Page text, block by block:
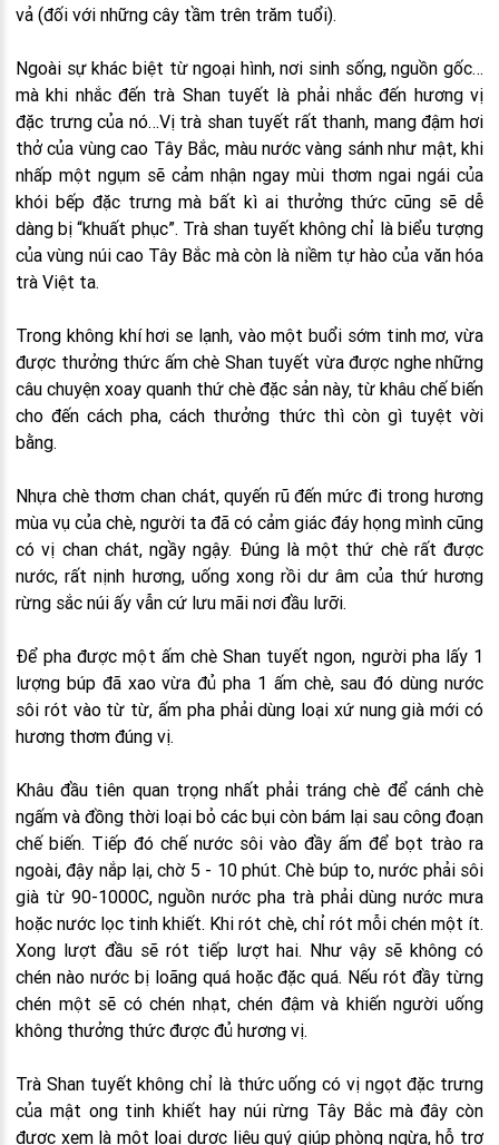
vả (đối với những cây tầm trên trăm tuổi).
Ngoài sự khác biệt từ ngoại hình, nơi sinh sống, nguồn gốc…
mà khi nhắc đến trà Shan tuyết là phải nhắc đến hương vị
đặc trưng của nó…Vị trà shan tuyết rất thanh, mang đậm hơi
thở của vùng cao Tây Bắc, màu nước vàng sánh như mật, khi
nhấp một ngụm sẽ cảm nhận ngay mùi thơm ngai ngái của
khói bếp đặc trưng mà bất kì ai thưởng thức cũng sẽ dễ
dàng bị “khuất phục”. Trà shan tuyết không chỉ là biểu tượng
của vùng núi cao Tây Bắc mà còn là niềm tự hào của văn hóa
trà Việt ta.
Trong không khí hơi se lạnh, vào một buổi sớm tinh mơ, vừa
được thưởng thức ấm chè Shan tuyết vừa được nghe những
câu chuyện xoay quanh thứ chè đặc sản này, từ khâu chế biến
cho đến cách pha, cách thưởng thức thì còn gì tuyệt vời
bằng.
Nhựa chè thơm chan chát, quyến rũ đến mức đi trong hương
mùa vụ của chè, người ta đã có cảm giác đáy họng mình cũng
có vị chan chát, ngầy ngậy. Đúng là một thứ chè rất được
nước, rất nịnh hương, uống xong rồi dư âm của thứ hương
rừng sắc núi ấy vẫn cứ lưu mãi nơi đầu lưỡi.
Để pha được một ấm chè Shan tuyết ngon, người pha lấy 1
lượng búp đã xao vừa đủ pha 1 ấm chè, sau đó dùng nước
sôi rót vào từ từ, ấm pha phải dùng loại xứ nung già mới có
hương thơm đúng vị.
Khâu đầu tiên quan trọng nhất phải tráng chè để cánh chè
ngấm và đồng thời loại bỏ các bụi còn bám lại sau công đoạn
chế biến. Tiếp đó chế nước sôi vào đầy ấm để bọt trào ra
ngoài, đậy nắp lại, chờ 5 - 10 phút. Chè búp to, nước phải sôi
già từ 90-1000C, nguồn nước pha trà phải dùng nước mưa
hoặc nước lọc tinh khiết. Khi rót chè, chỉ rót mỗi chén một ít.
Xong lượt đầu sẽ rót tiếp lượt hai. Như vậy sẽ không có
chén nào nước bị loãng quá hoặc đặc quá. Nếu rót đầy từng
chén một sẽ có chén nhạt, chén đậm và khiến người uống
không thưởng thức được đủ hương vị.
Trà Shan tuyết không chỉ là thức uống có vị ngọt đặc trưng
của mật ong tinh khiết hay núi rừng Tây Bắc mà đây còn
được xem là một loại dược liệu quý giúp phòng ngừa, hỗ trợ